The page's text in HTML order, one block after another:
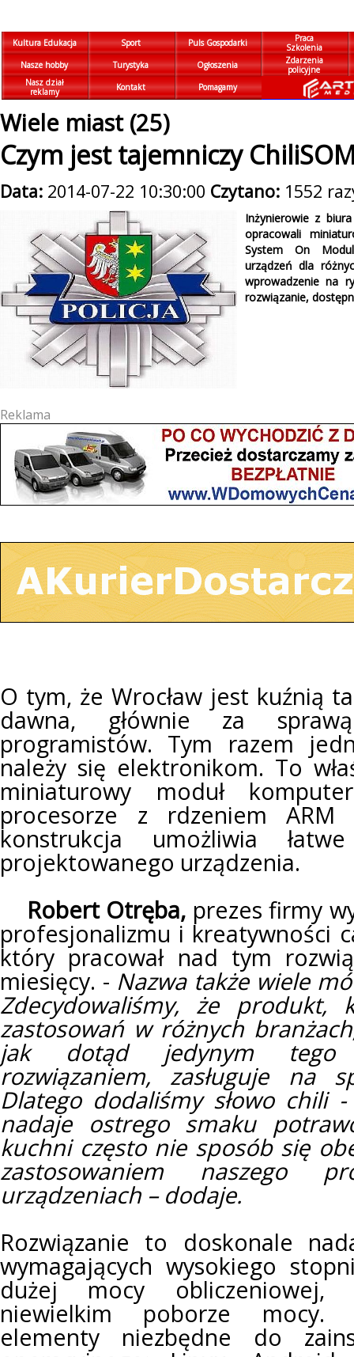
Kultura Edukacja Sport Puls Gospodarki
Praca
Szkolenia
Nasze hobby
Turystyka Ogłoszenia
Zdarzenia
policyjne
Nasz dział
reklamy
Kontakt Pomagamy
Wiele miast (25)
Czym jest tajemniczy
Data: 2014-07-22 10:30:00 Czytano: 1552
Inżynierowie z
opracowali
System On
urządzeń dla
wprowadzenie na
rozwiązanie,
Reklama
O tym, że Wrocław jest kuźnią
dawna, głównie za
programistów. Tym razem
należy się elektronikom. To
miniaturowy moduł
procesorze z rdzeniem ARM
konstrukcja umożliwia
projektowanego urządzenia.
Robert Otręba, prezes firmy
profesjonalizmu i kreatywności
który pracował nad tym
miesięcy. - Nazwa także wiele
Zdecydowaliśmy, że
zastosowań w różnych
jak dotąd jedynym tego
rozwiązaniem, zasługuje na
Dlatego dodaliśmy słowo chili
nadaje ostrego smaku
kuchni często nie sposób się
zastosowaniem naszego
urządzeniach – dodaje.
Rozwiązanie to doskonale
wymagających wysokiego
dużej mocy obliczeniowej,
niewielkim poborze mocy.
elementy niezbędne do